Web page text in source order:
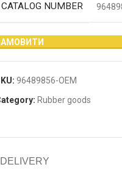
CATALOG NUMBER
96489856-OEM
Rubber goods